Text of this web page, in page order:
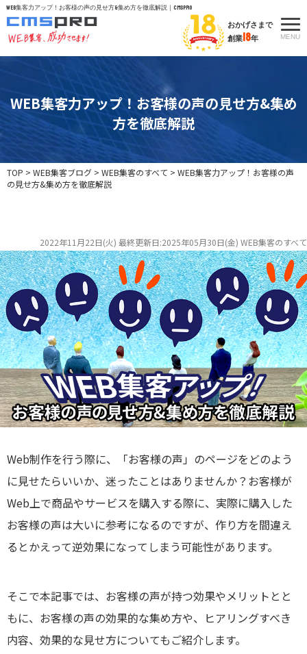
WEB集客力アップ！お客様の声の見せ方&集め方を徹底解説｜CMSpro
おかげさまで
創業18年 MENU
WEB集客力アップ！お客様の声の見せ方&集め
方を徹底解説
TOP > WEB集客ブログ > WEB集客のすべて > WEB集客力アップ！お客様の声
の見せ方&集め方を徹底解説
2022年11月22日(火) 最終更新日:2025年05月30日(金) WEB集客のすべて
Web制作を行う際に、「お客様の声」のページをどのよう
に見せたらいいか、迷ったことはありませんか？お客様が
Web上で商品やサービスを購入する際に、実際に購入した
お客様の声は大いに参考になるのですが、作り方を間違え
るとかえって逆効果になってしまう可能性があります。
そこで本記事では、お客様の声が持つ効果やメリットとと
もに、お客様の声の効果的な集め方や、ヒアリングすべき
内容、効果的な見せ方についてもご紹介します。